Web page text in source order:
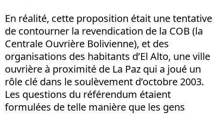
En réalité, cette proposition était une tentative
de contourner la revendication de la COB (la
Centrale Ouvrière Bolivienne), et des
organisations des habitants d’El Alto, une ville
ouvrière à proximité de La Paz qui a joué un
rôle clé dans le soulèvement d’octobre 2003.
Les questions du référendum étaient
formulées de telle manière que les gens